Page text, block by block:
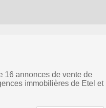
16 annonces de vente de
immobilières de Etel et